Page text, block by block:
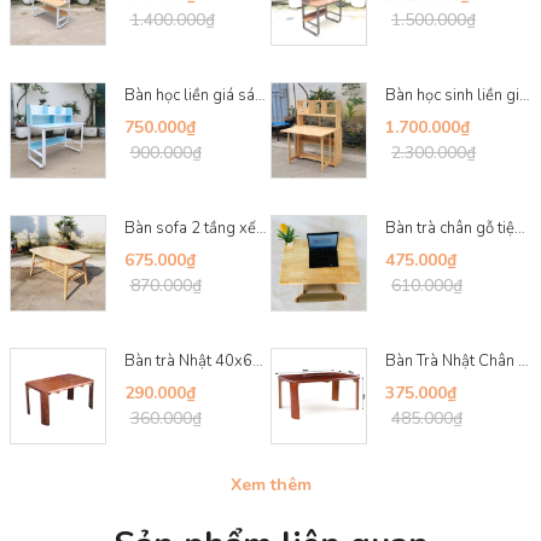
Công nghệ sản xuất hiện đại giúp chống cong vênh, nứt rạn.
Bề mặt được sơn PU cao cấp giúp bảo vệ bốc đẹp, chống trày xước.
Không gây độc hại, thân thiện với sức khỏe người dùng.
1.400.000₫
1.500.000₫
Bàn học liền giá sách, Khung sắt chữ U, Gỗ MDF ...
750.000₫
900.000₫
Bàn học sinh liền giá sách, Có thể xếp gọn mặt ...
1.700.000₫
2.300.000₫
Bàn sofa 2 tầng xếp gọn, Gỗ cao su tự nhiên, Kí...
675.000₫
870.000₫
Bàn trà chân gỗ tiện 60x90, Chân gấp tiện lợi, ...
475.000₫
610.000₫
Bàn trà Nhật 40x60, Chân bánh mỳ, Gỗ tự nhiên, ...
290.000₫
360.000₫
Bàn Trà Nhật Chân Bánh Mỳ 50x70 – Gỗ Cao Su Tự ...
375.000₫
485.000₫
Xem thêm